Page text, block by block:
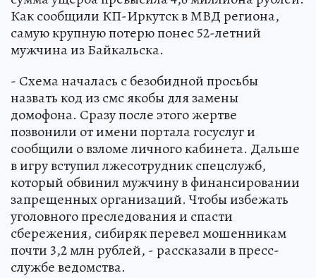
Как сообщили КП-Иркутск в МВД региона,
самую крупную потерю понес 52-летний
мужчина из Байкальска.
- Схема началась с безобидной просьбы
назвать код из смс якобы для замены
домофона. Сразу после этого жертве
позвонили от имени портала госуслуг и
сообщили о взломе личного кабинета. Дальше
в игру вступил лжесотрудник спецслужб,
который обвинил мужчину в финансировании
запрещенных организаций. Чтобы избежать
уголовного преследования и спасти
сбережения, сибиряк перевел мошенникам
почти 3,2 млн рублей, - рассказали в пресс-
службе ведомства.